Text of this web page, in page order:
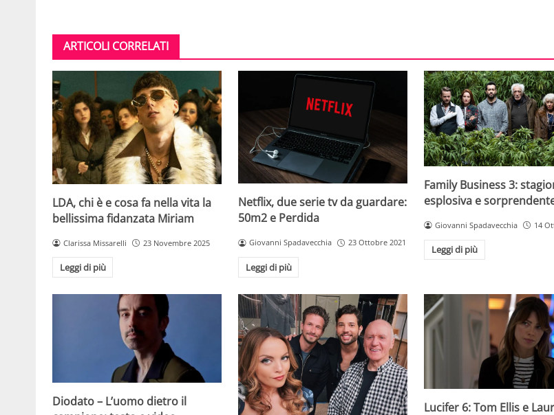
ARTICOLI CORRELATI
LDA, chi è e cosa fa nella vita la
bellissima fidanzata Miriam
Clarissa Missarelli 23 Novembre 2025
Leggi di più
Netflix, due serie tv da guardare:
50m2 e Perdida
Giovanni Spadavecchia 23 Ottobre 2021
Leggi di più
Family Business 3:
esplosiva e
Giovanni Spadavecchia 14
Leggi di più
Diodato – L’uomo dietro il
Lucifer 6: Tom Ellis e